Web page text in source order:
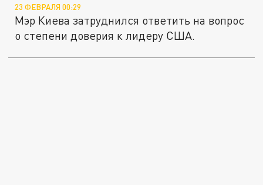
23 ФЕВРАЛЯ 00:29
Мэр Киева затруднился ответить на вопрос
о степени доверия к лидеру США.